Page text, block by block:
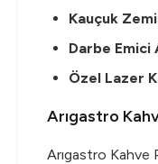
Kauçuk
Darbe Emici
Özel Lazer
Arıgastro
Arıgastro Kahve